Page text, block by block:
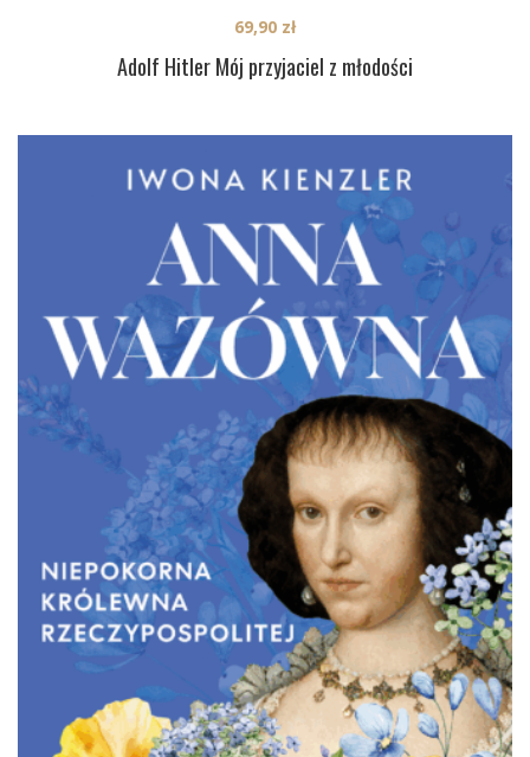
Adolf Hitler Mój przyjaciel z młodości
69,90 zł